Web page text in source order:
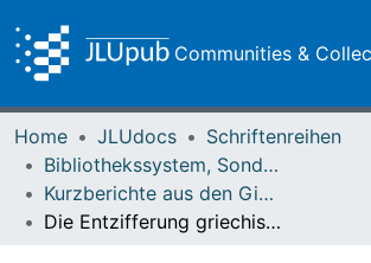
Communities &
Home JLUdocs
Schriftenreihen
Bibliothekssystem, Sondersammlungen
Kurzberichte aus den Giessener Papyrussammlungen
Die Entzifferung griechischer Tachygraphie auf Papyri und Wachstafeln mit Bemerkungen zu den Giessener tachygraphischen Fragmenten sowie zur Geschichte der Tachygraphie und zur Frage der Priorität ihrer Erfindung